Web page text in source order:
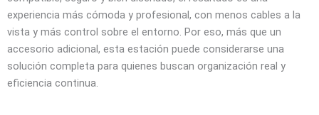
experiencia más cómoda y profesional, con menos cables a la
vista y más control sobre el entorno. Por eso, más que un
accesorio adicional, esta estación puede considerarse una
solución completa para quienes buscan organización real y
eficiencia continua.